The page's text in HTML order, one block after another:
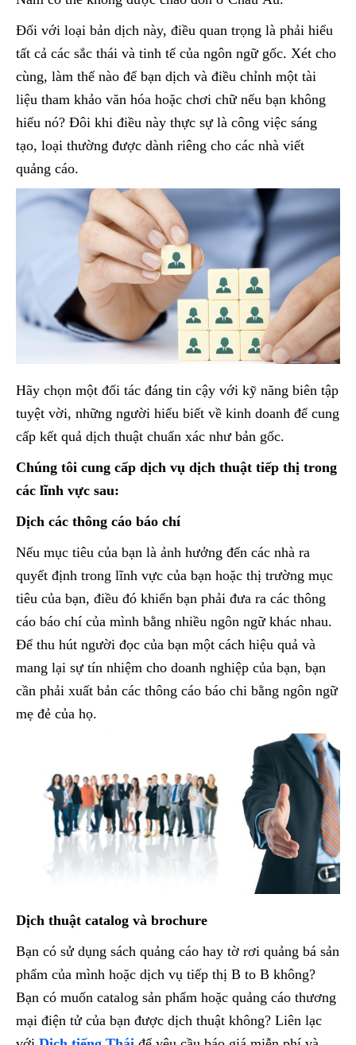
Đối với loại bản dịch này, điều quan trọng là phải hiểu
tất cả các sắc thái và tinh tế của ngôn ngữ gốc. Xét cho
cùng, làm thế nào để bạn dịch và điều chỉnh một tài
liệu tham khảo văn hóa hoặc chơi chữ nếu bạn không
hiểu nó? Đôi khi điều này thực sự là công việc sáng
tạo, loại thường được dành riêng cho các nhà viết
quảng cáo.
Hãy chọn một đối tác đáng tin cậy với kỹ năng biên tập
tuyệt vời, những người hiểu biết về kinh doanh để cung
cấp kết quả dịch thuật chuẩn xác như bản gốc.
Chúng tôi cung cấp dịch vụ dịch thuật tiếp thị trong
các lĩnh vực sau:
Dịch các thông cáo báo chí
Nếu mục tiêu của bạn là ảnh hưởng đến các nhà ra
quyết định trong lĩnh vực của bạn hoặc thị trường mục
tiêu của bạn, điều đó khiến bạn phải đưa ra các thông
cáo báo chí của mình bằng nhiều ngôn ngữ khác nhau.
Để thu hút người đọc của bạn một cách hiệu quả và
mang lại sự tín nhiệm cho doanh nghiệp của bạn, bạn
cần phải xuất bản các thông cáo báo chi bằng ngôn ngữ
mẹ đẻ của họ.
Dịch thuật catalog và brochure
Bạn có sử dụng sách quảng cáo hay tờ rơi quảng bá sản
phẩm của mình hoặc dịch vụ tiếp thị B to B không?
Bạn có muốn catalog sản phẩm hoặc quảng cáo thương
mại điện tử của bạn được dịch thuật không? Liên lạc